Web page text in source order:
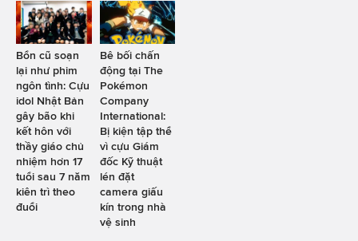
Bổn cũ soạn
lại như phim
ngôn tình: Cựu
idol Nhật Bản
gây bão khi
kết hôn với
thầy giáo chủ
nhiệm hơn 17
tuổi sau 7 năm
kiên trì theo
đuổi
Bê bối chấn
động tại The
Pokémon
Company
International:
Bị kiện tập thể
vì cựu Giám
đốc Kỹ thuật
lén đặt
camera giấu
kín trong nhà
vệ sinh